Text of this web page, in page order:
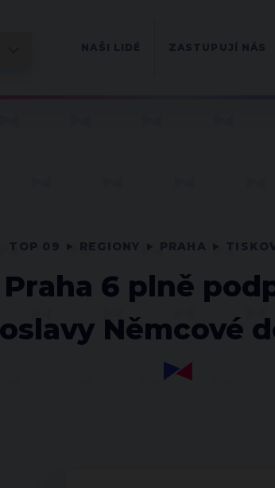
Praha 6 plně
Němcové